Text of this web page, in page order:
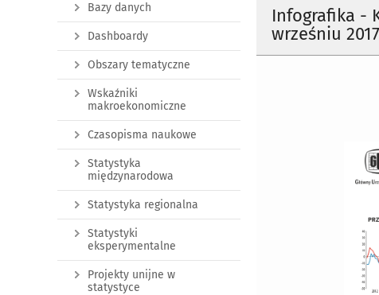
Infografika -
wrześniu
Bazy danych
Dashboardy
Obszary tematyczne
Wskaźniki
makroekonomiczne
Czasopisma naukowe
Statystyka
międzynarodowa
Statystyka regionalna
Statystyki
eksperymentalne
Projekty unijne w
statystyce